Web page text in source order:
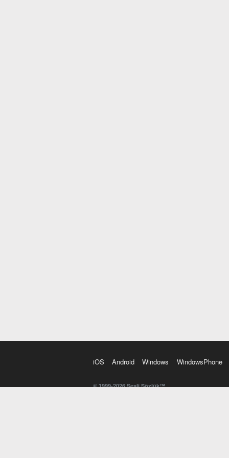
iOS Android Windows WindowsPhone
© 1999-2026 Sesli Sözlük™